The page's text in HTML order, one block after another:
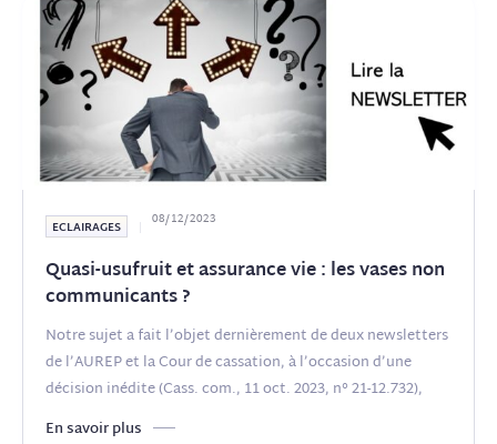
ECLAIRAGES 08/12/2023
Quasi-usufruit et assurance vie : les vases non
communicants ?
Notre sujet a fait l’objet dernièrement de deux newsletters
de l’AUREP et la Cour de cassation, à l’occasion d’une
décision inédite (Cass. com., 11 oct. 2023, n° 21-12.732),
vient de(...)
En savoir plus